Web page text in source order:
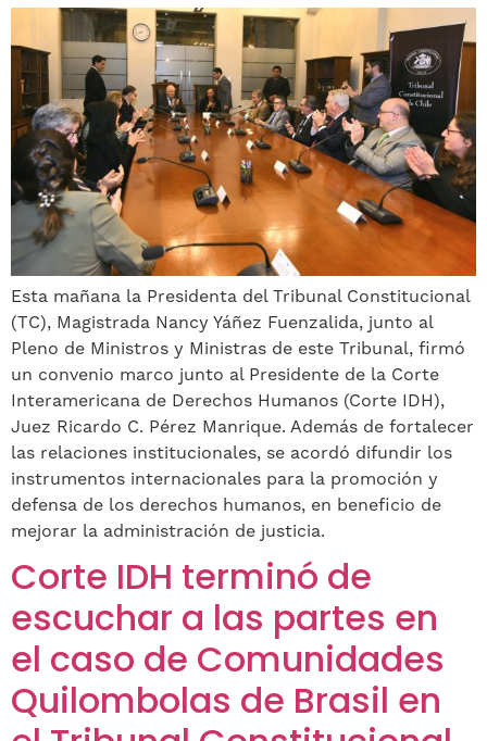
Esta mañana la Presidenta del Tribunal Constitucional
(TC), Magistrada Nancy Yáñez Fuenzalida, junto al
Pleno de Ministros y Ministras de este Tribunal, firmó
un convenio marco junto al Presidente de la Corte
Interamericana de Derechos Humanos (Corte IDH),
Juez Ricardo C. Pérez Manrique. Además de fortalecer
las relaciones institucionales, se acordó difundir los
instrumentos internacionales para la promoción y
defensa de los derechos humanos, en beneficio de
mejorar la administración de justicia.
Corte IDH terminó de
escuchar a las partes en
el caso de Comunidades
Quilombolas de Brasil en